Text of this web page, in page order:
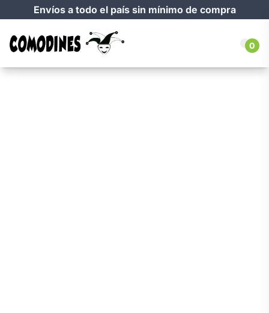
Envíos a todo el país sin mínimo de compra
0